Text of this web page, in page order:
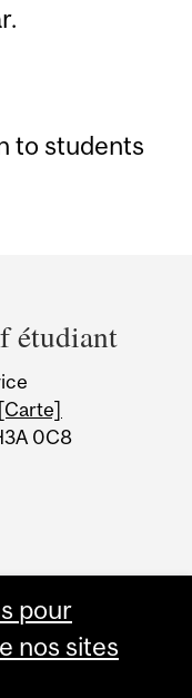
to students
étudiant
[Carte]
0C8
pour
nos sites